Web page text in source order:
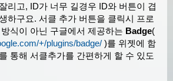
리고, ID가 너무 길경우 ID와 버튼이 겹
하구요. 서클 추가 버튼을 클릭시 프로
식이 아닌 구글에서 제공하는 Badge(
+/plugins/badge/ )를 위젯에 함
를 통해 서클추가를 간편하게 할 수 있도